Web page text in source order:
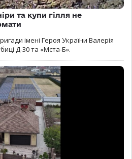
та купи гілля не
імені Героя України Валерія
Д-30 та «Мста-Б».